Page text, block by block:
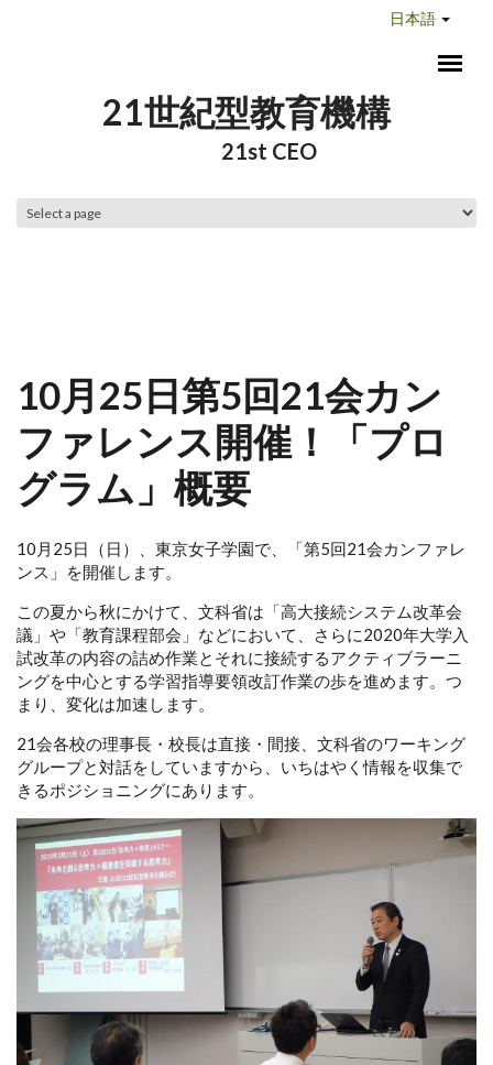
日本語
21世紀型教育機構
21st CEO
10月25日第5回21会カン
ファレンス開催！「プロ
グラム」概要
10月25日（日）、東京女子学園で、「第5回21会カンファレ
ンス」を開催します。
この夏から秋にかけて、文科省は「高大接続システム改革会
議」や「教育課程部会」などにおいて、さらに2020年大学入
試改革の内容の詰め作業とそれに接続するアクティブラーニ
ングを中心とする学習指導要領改訂作業の歩を進めます。つ
まり、変化は加速します。
21会各校の理事長・校長は直接・間接、文科省のワーキング
グループと対話をしていますから、いちはやく情報を収集で
きるポジショニングにあります。